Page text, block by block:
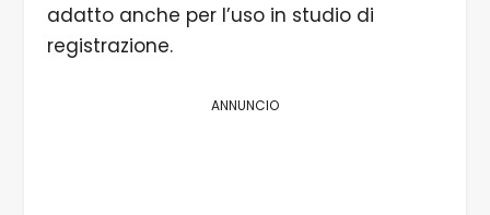
adatto anche per l’uso in studio di
registrazione.
ANNUNCIO